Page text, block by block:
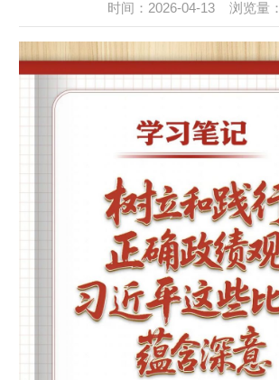
时间：2026-04-13 浏览量：